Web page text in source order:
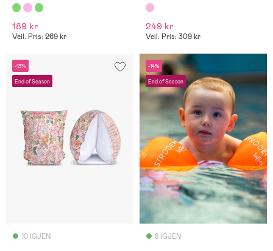
189 kr
Veil. Pris: 269 kr
249 kr
Veil. Pris: 309 kr
-13%
End of Season
10 IGJEN
-14%
End of Season
8 IGJEN